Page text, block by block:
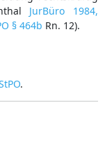
JurBüro 1984,
§ 464b Rn. 12).
.